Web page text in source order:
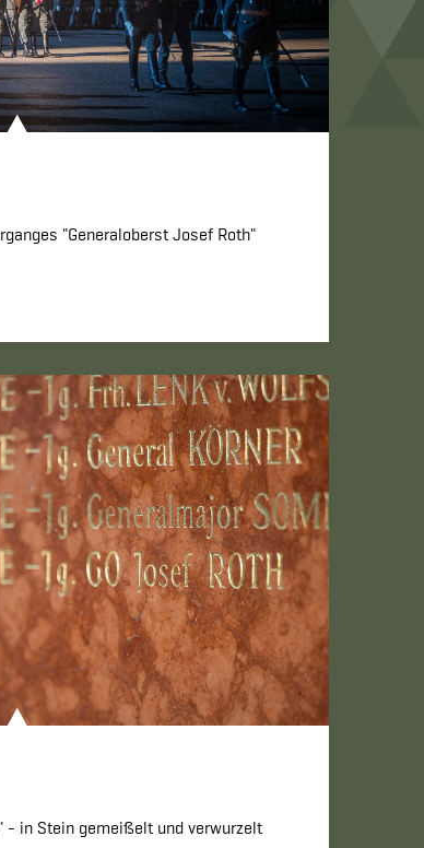
"Generaloberst Josef Roth"
- in Stein gemeißelt und verwurzelt